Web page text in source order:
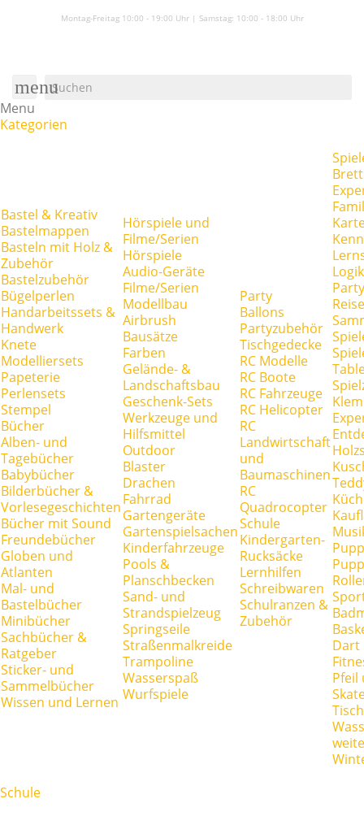
Montag-Freitag 10:00 - 19:00 Uhr | Samstag: 10:00 - 18:00 Uhr
menu
Menu
Kategorien
Bastel & Kreativ
Bastelmappen
Basteln mit Holz &
Zubehör
Bastelzubehör
Bügelperlen
Handarbeitssets &
Handwerk
Knete
Modelliersets
Papeterie
Perlensets
Stempel
Bücher
Alben- und
Tagebücher
Babybücher
Bilderbücher &
Vorlesegeschichten
Bücher mit Sound
Freundebücher
Globen und
Atlanten
Mal- und
Bastelbücher
Minibücher
Sachbücher &
Ratgeber
Sticker- und
Sammelbücher
Wissen und Lernen
Hörspiele und
Filme/Serien
Hörspiele
Audio-Geräte
Filme/Serien
Modellbau
Airbrush
Bausätze
Farben
Gelände- &
Landschaftsbau
Geschenk-Sets
Werkzeuge und
Hilfsmittel
Outdoor
Blaster
Drachen
Fahrrad
Gartengeräte
Gartenspielsachen
Kinderfahrzeuge
Pools &
Planschbecken
Sand- und
Strandspielzeug
Springseile
Straßenmalkreide
Trampoline
Wasserspaß
Wurfspiele
Party
Ballons
Partyzubehör
Tischgedecke
RC Modelle
RC Boote
RC Fahrzeuge
RC Helicopter
RC
Landwirtschaft
und
Baumaschinen
RC
Quadrocopter
Schule
Kindergarten-
Rucksäcke
Lernhilfen
Schreibwaren
Schulranzen &
Zubehör
Dart
Pfeil
Schule